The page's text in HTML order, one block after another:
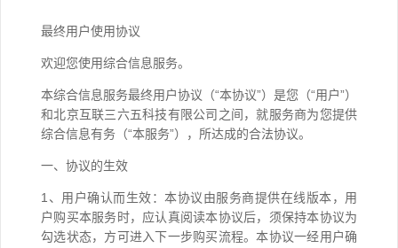
最终用户使用协议
欢迎您使用综合信息服务。
本综合信息服务最终用户协议（“本协议”）是您（“用户”）
和北京互联三六五科技有限公司之间，就服务商为您提供
综合信息有务（“本服务”），所达成的合法协议。
一、协议的生效
1、用户确认而生效：本协议由服务商提供在线版本，用
户购买本服务时，应认真阅读本协议后，须保持本协议为
勾选状态，方可进入下一步购买流程。本协议一经用户确